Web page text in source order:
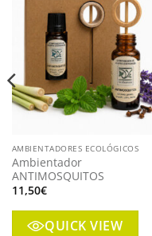
lista
AMBIENTADORES ECOLÓGICOS
Ambientador
ANTIMOSQUITOS
11,50€
QUICK VIEW